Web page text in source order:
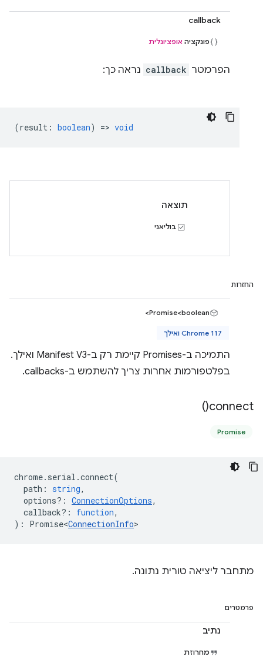
callback
פונקציה אופציונלית
הפרמטר callback נראה כך:
(result : boolean) => void
תוצאה
בוליאני
החזרות
Promise<boolean>
Chrome 117 ואילך
התמיכה ב-Promises קיימת רק ב-Manifest V3 ואילך.
בפלטפורמות אחרות צריך להשתמש ב-callbacks.
connect(
)
Promise
chrome. serial .connect(
path : string,
options? : ConnectionOptions,
callback? : function,
) : Promise<ConnectionInfo>
מתחבר ליציאה טורית נתונה.
פרמטרים
נתיב
מחרוזת